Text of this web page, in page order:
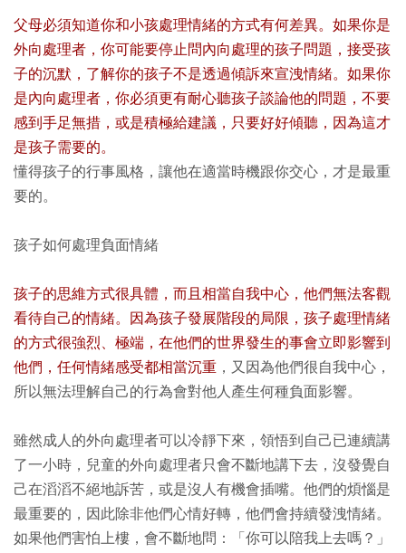
父母必須知道你和小孩處理情緒的方式有何差異。如果你是
外向處理者，你可能要停止問內向處理的孩子問題，接受孩
子的沉默，了解你的孩子不是透過傾訴來宣洩情緒。如果你
是內向處理者，你必須更有耐心聽孩子談論他的問題，不要
感到手足無措，或是積極給建議，只要好好傾聽，因為這才
是孩子需要的。
懂得孩子的行事風格，讓他在適當時機跟你交心，才是最重
要的。
孩子如何處理負面情緒
孩子的思維方式很具體，而且相當自我中心，他們無法客觀
看待自己的情緒。因為孩子發展階段的局限，孩子處理情緒
的方式很強烈、極端，在他們的世界發生的事會立即影響到
他們，任何情緒感受都相當沉重 ，又因為他們很自我中心，
所以無法理解自己的行為會對他人產生何種負面影響。
雖然成人的外向處理者可以冷靜下來，領悟到自己已連續講
了一小時，兒童的外向處理者只會不斷地講下去，沒發覺自
己在滔滔不絕地訴苦，或是沒人有機會插嘴。他們的煩惱是
最重要的，因此除非他們心情好轉，他們會持續發洩情緒。
如果他們害怕上樓，會不斷地問：「你可以陪我上去嗎？」